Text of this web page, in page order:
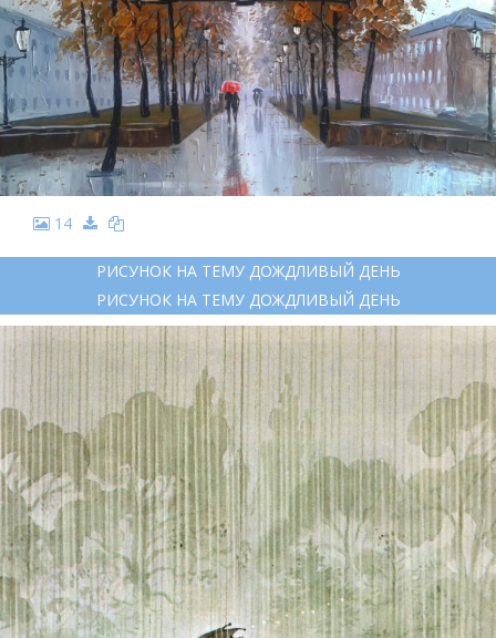
14
РИСУНОК НА ТЕМУ ДОЖДЛИВЫЙ ДЕНЬ
РИСУНОК НА ТЕМУ ДОЖДЛИВЫЙ ДЕНЬ